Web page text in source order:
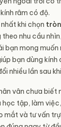
râm có độ.
khi chọn
nhu cầu
bạn mong muốn
bạn dùng kính
nhiều lần sau
vân chưa biết
học tập, làm
mắt và tư vấn